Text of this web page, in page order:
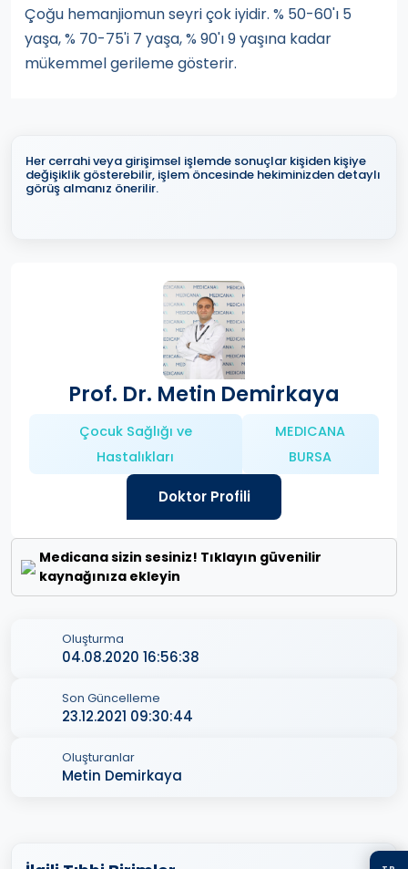
Çoğu hemanjiomun seyri çok iyidir. % 50-60'ı 5
yaşa, % 70-75'i 7 yaşa, % 90'ı 9 yaşına kadar
mükemmel gerileme gösterir.
Her cerrahi veya girişimsel işlemde sonuçlar kişiden kişiye
değişiklik gösterebilir, işlem öncesinde hekiminizden detaylı
görüş almanız önerilir.
Prof. Dr. Metin Demirkaya
Çocuk Sağlığı ve
Hastalıkları
MEDICANA
BURSA
Doktor Profili
Medicana sizin sesiniz! Tıklayın güvenilir
kaynağınıza ekleyin
Oluşturma
04.08.2020 16:56:38
Son Güncelleme
23.12.2021 09:30:44
Oluşturanlar
Metin Demirkaya